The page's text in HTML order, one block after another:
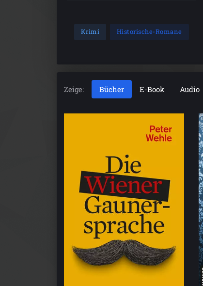
Krimi Historische-Romane
Zeige: Bücher E-Book Audio